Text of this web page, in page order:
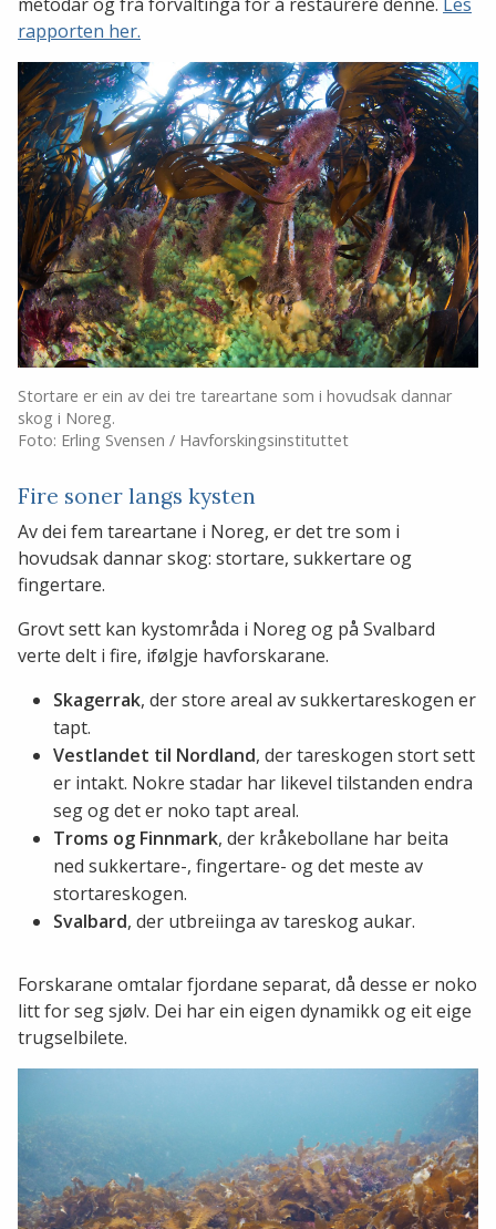
rapporten her.
Stortare er ein av dei tre tareartane som i hovudsak dannar
skog i Noreg.
Foto: Erling Svensen / Havforskingsinstituttet
Fire soner langs kysten
Av dei fem tareartane i Noreg, er det tre som i
hovudsak dannar skog: stortare, sukkertare og
fingertare.
Grovt sett kan kystområda i Noreg og på Svalbard
verte delt i fire, ifølgje havforskarane.
Skagerrak, der store areal av sukkertareskogen er
tapt.
Vestlandet til Nordland, der tareskogen stort sett
er intakt. Nokre stadar har likevel tilstanden endra
seg og det er noko tapt areal.
Troms og Finnmark, der kråkebollane har beita
ned sukkertare-, fingertare- og det meste av
stortareskogen.
Svalbard, der utbreiinga av tareskog aukar.
Forskarane omtalar fjordane separat, då desse er noko
litt for seg sjølv. Dei har ein eigen dynamikk og eit eige
trugselbilete.